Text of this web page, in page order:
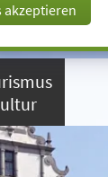
akzeptieren